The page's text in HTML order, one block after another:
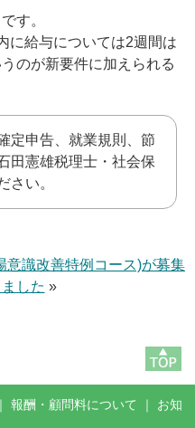
す。
に給与については2週間は
のが新要件に加えられる
定申告、就業規則、節
田憲雄税理士・社会保
さい。
意識改善特例コース)が募集
した »
報酬・顧問料について ｜ お知